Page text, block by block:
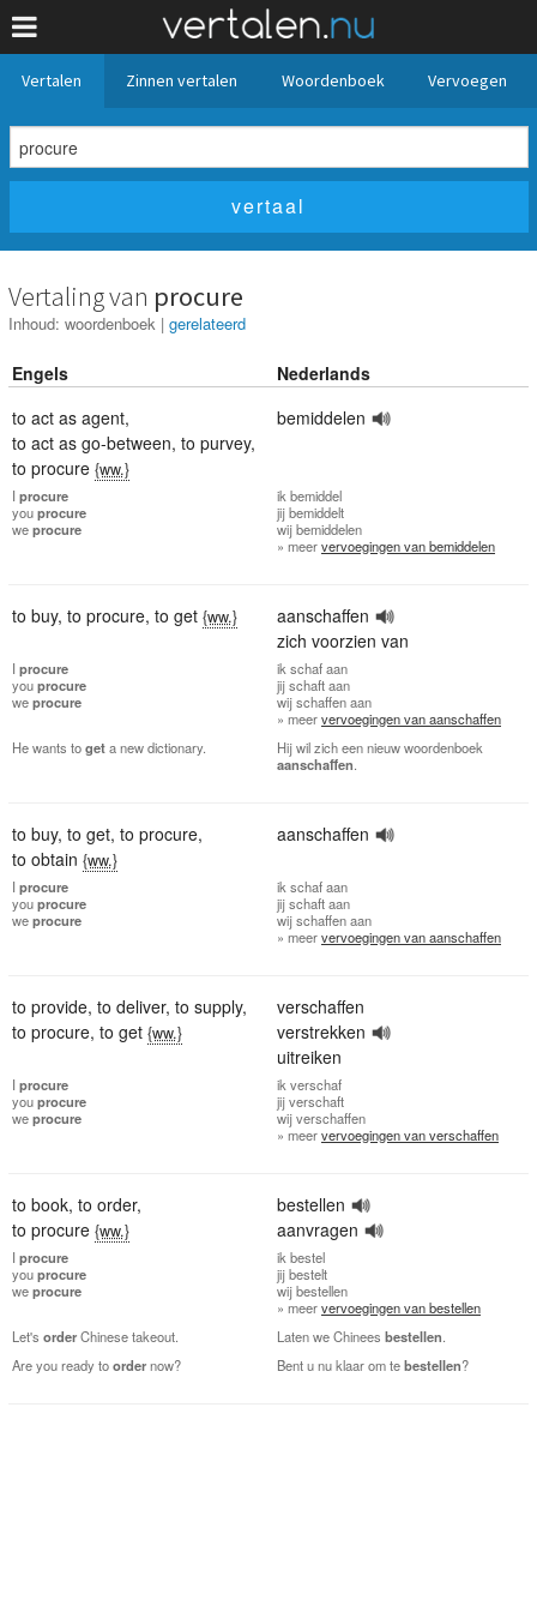
Vertalen Zinnen vertalen Woordenboek Vervoegen
Vertaling van procure
Inhoud: woordenboek | gerelateerd
Engels
Nederlands
to act as agent,
to act as go-between, to purvey,
to procure {ww.}
bemiddelen
I procure
youprocure
weprocure
ik bemiddel
jijbemiddelt
wijbemiddelen
» meervervoegingen van bemiddelen
to buy, to procure, to get {ww.}
aanschaffen
zich voorzien van
I procure
youprocure
weprocure
ik schaf aan
jijschaft aan
wijschaffen aan
» meervervoegingen van aanschaffen
He wants togeta new dictionary.
Hij wil zich een nieuw woordenboek
aanschaffen
to buy, to get, to procure,
to obtain {ww.}
aanschaffen
I procure
youprocure
weprocure
ik schaf aan
jijschaft aan
wijschaffen aan
» meervervoegingen van aanschaffen
to provide, to deliver, to supply,
to procure, to get {ww.}
verschaffen
verstrekken
uitreiken
I procure
youprocure
weprocure
ik verschaf
jijverschaft
wijverschaffen
» meervervoegingen van verschaffen
to book, to order,
to procure {ww.}
bestellen
aanvragen
I procure
youprocure
weprocure
ik bestel
jijbestelt
wijbestellen
» meervervoegingen van bestellen
Let's orderChinese takeout. Laten we Chinees bestellen
Are you ready toordernow? Bent u nu klaar om tebestellen?